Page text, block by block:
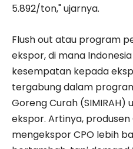
5.892/ton," ujarnya.
Flush out atau program
ekspor, di mana
kesempatan kepada
tergabung dalam
Goreng Curah
ekspor. Artinya, produsen
mengekspor CPO lebih